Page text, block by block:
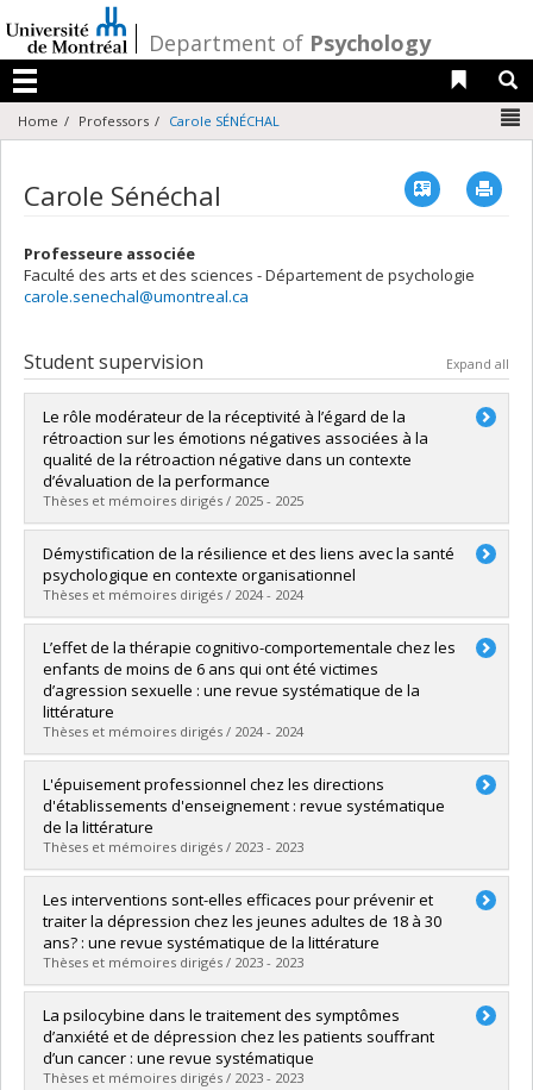
au
contenu
/Department of Psychology
Menu
Liens
Home Professors Carole SÉNÉCHAL
Carole Sénéchal Vcard
Professeure associée
Faculté des arts et des sciences - Département de psychologie
carole.senechal@umontreal.ca
Student supervision Expand all
Le rôle modérateur de la réceptivité à l’égard de la
rétroaction sur les émotions négatives associées à la
qualité de la rétroaction négative dans un contexte
d’évaluation de la performance
Thèses et mémoires dirigés / 2025 - 2025
Graduate :Courchesne, Julie
Cycle :Doctoral
Grade :Ph. D.
Lien vers le document dans Papyrus
Démystification de la résilience et des liens avec la santé
psychologique en contexte organisationnel
Thèses et mémoires dirigés / 2024 - 2024
Graduate : Le Boeuf, Élodie
Cycle :Doctoral
Grade :Ph. D.
Lien vers le document dans Papyrus
L’effet de la thérapie cognitivo-comportementale chez les
enfants de moins de 6 ans qui ont été victimes
d’agression sexuelle : une revue systématique de la
littérature
Thèses et mémoires dirigés / 2024 - 2024
Graduate :Blanchet Hamel, Alice
Cycle :Master's
Grade :M. Sc.
Lien vers le document dans Papyrus
L'épuisement professionnel chez les directions
d'établissements d'enseignement : revue systématique
de la littérature
Thèses et mémoires dirigés / 2023 - 2023
Graduate :Boily Legris, Florence
Cycle :Master's
Grade :M. Sc.
Lien vers le document dans Papyrus
Les interventions sont-elles efficaces pour prévenir et
traiter la dépression chez les jeunes adultes de 18 à 30
ans? : une revue systématique de la littérature
Thèses et mémoires dirigés / 2023 - 2023
Graduate :Sina, Gladys
Cycle :Master's
Grade :M. Sc.
Lien vers le document dans Papyrus
La psilocybine dans le traitement des symptômes
d’anxiété et de dépression chez les patients souffrant
d’un cancer : une revue systématique
Thèses et mémoires dirigés / 2023 - 2023